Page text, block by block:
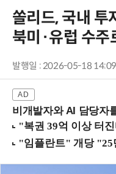
쏠리드, 국내
북미·유럽 수주
발행일 : 2026-05-18 14:09
비개발자와 AI 담당자를 위한 하